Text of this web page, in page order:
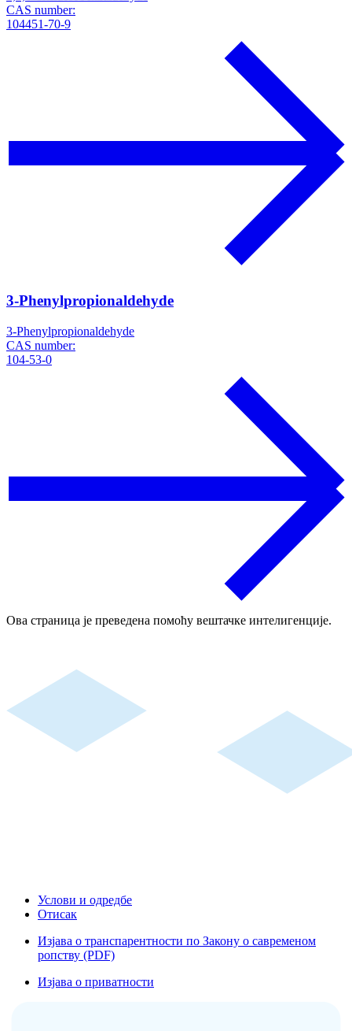
CAS number:
104451-70-9
3-Phenylpropionaldehyde
3-Phenylpropionaldehyde
CAS number:
104-53-0
Ова страница је преведена помоћу вештачке интелигенције.
Услови и одредбе
Отисак
Изјава о транспарентности по Закону о савременом
ропству (PDF)
Изјава о приватности